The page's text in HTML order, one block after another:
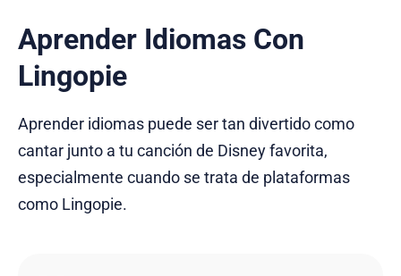
Aprender Idiomas Con
Lingopie
Aprender idiomas puede ser tan divertido como
cantar junto a tu canción de Disney favorita,
especialmente cuando se trata de plataformas
como Lingopie.